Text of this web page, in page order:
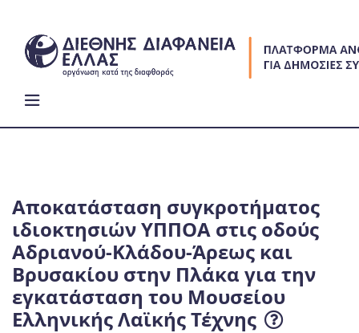
content
Αποκατάσταση συγκροτήματος
ιδιοκτησιών ΥΠΠΟΑ στις οδούς
Αδριανού-Κλάδου-Άρεως και
Βρυσακίου στην Πλάκα για την
εγκατάσταση του Μουσείου
Ελληνικής Λαϊκής Τέχνης